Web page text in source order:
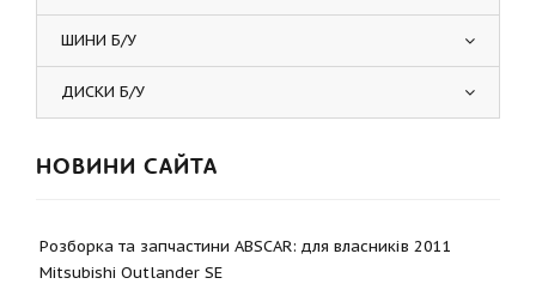
ШИНИ Б/У
ДИСКИ Б/У
НОВИНИ САЙТА
Розборка та запчастини ABSCAR: для власників 2011
Mitsubishi Outlander SE